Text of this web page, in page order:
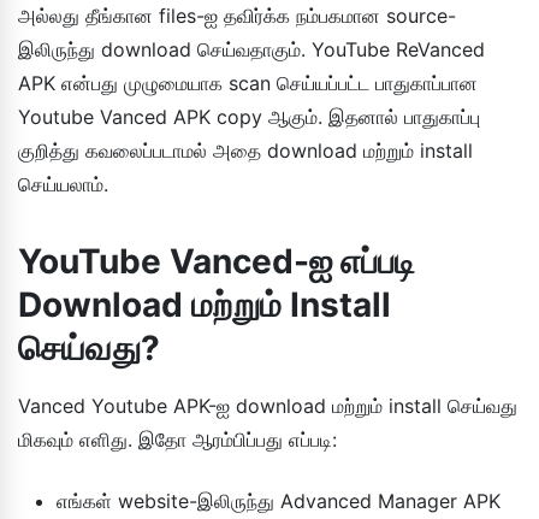
அல்லது தீங்கான files-ஐ தவிர்க்க நம்பகமான source-
இலிருந்து download செய்வதாகும். YouTube ReVanced
APK என்பது முழுமையாக scan செய்யப்பட்ட பாதுகாப்பான
Youtube Vanced APK copy ஆகும். இதனால் பாதுகாப்பு
குறித்து கவலைப்படாமல் அதை download மற்றும் install
செய்யலாம்.
YouTube Vanced-ஐ எப்படி
Download மற்றும் Install
செய்வது?
Vanced Youtube APK-ஐ download மற்றும் install செய்வது
மிகவும் எளிது. இதோ ஆரம்பிப்பது எப்படி:
எங்கள் website-இலிருந்து Advanced Manager APK